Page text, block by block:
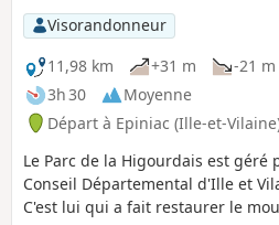
Visorandonneur
11,98 km
+31 m
-21 m
3h 30
Moyenne
Départ à Epiniac (Ille-et-
Le Parc de la Higourdais est géré
Conseil Départemental d'Ille et
C'est lui qui a fait restaurer le